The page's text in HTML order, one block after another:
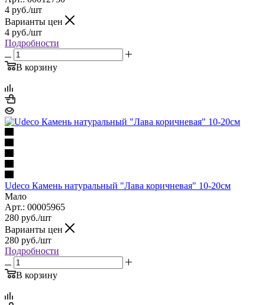
4 руб./шт
Варианты цен
4 руб./шт
Подробности
В корзину
Udeco Камень натуральный "Лава коричневая" 10-20см
Мало
Арт.: 00005965
280 руб./шт
Варианты цен
280 руб./шт
Подробности
В корзину